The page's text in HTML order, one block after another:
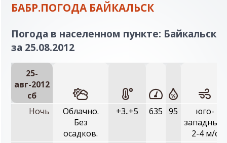
БАБР.ПОГОДА БАЙКАЛЬСК
Погода в населенном пункте: Байкальск
за 25.08.2012
25-
авг-2012
сб
Ночь
Облачно.
Без
осадков.
+3..+5 635 95
юго-
западный,
2-4 м/с